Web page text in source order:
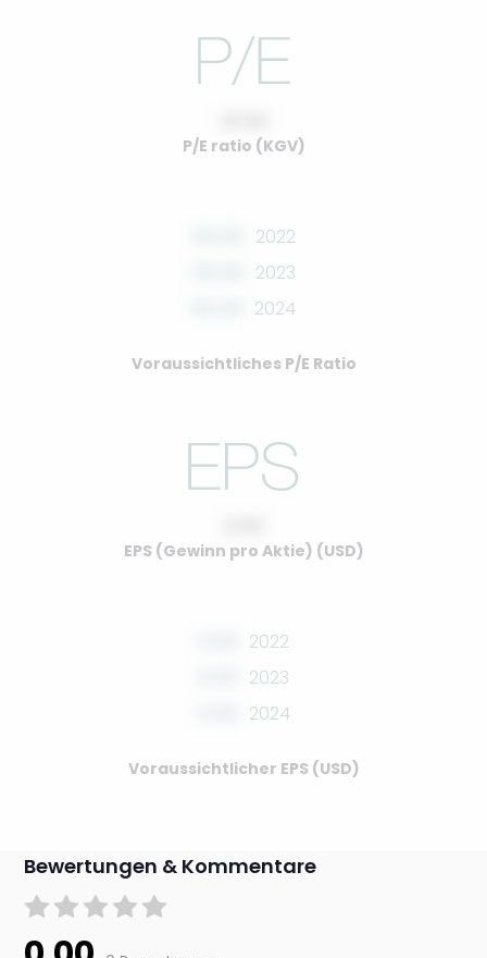
P/E ratio (KGV)
2022
2023
2024
Voraussichtliches P/E Ratio
EPS (Gewinn pro Aktie) (USD)
2022
2023
2024
Voraussichtlicher EPS (USD)
Bewertungen & Kommentare